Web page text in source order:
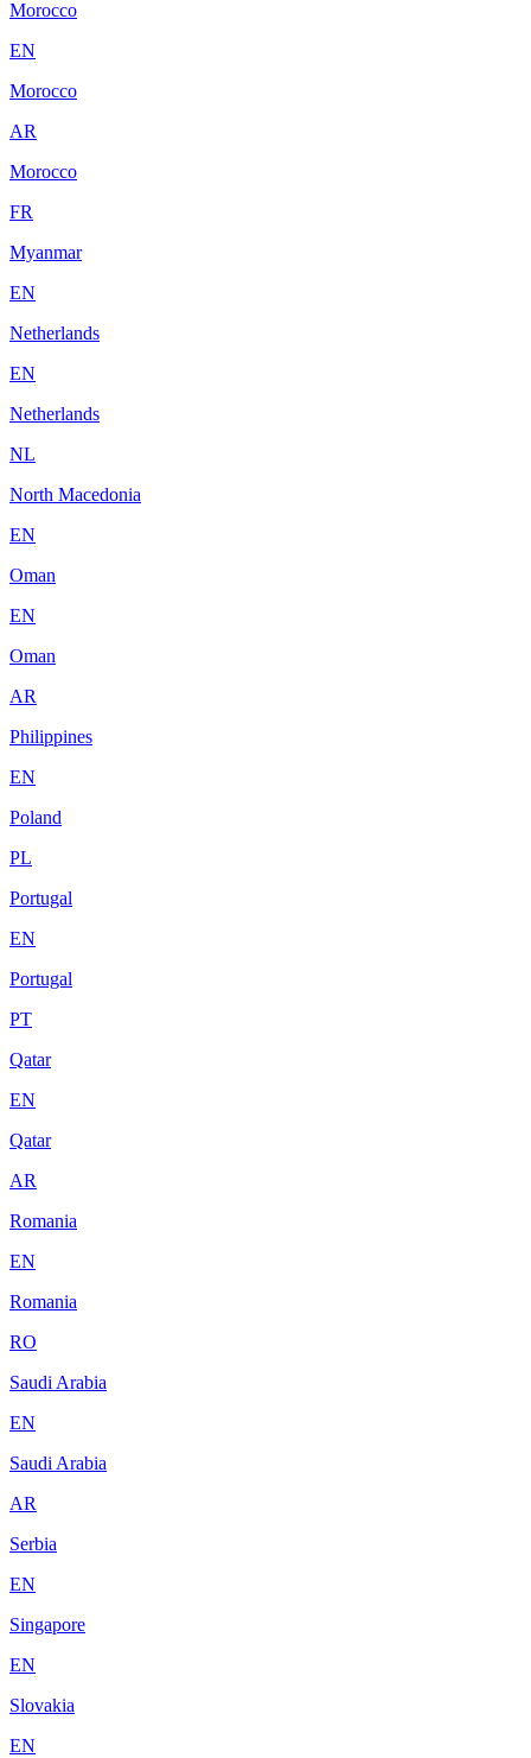
Morocco
EN
Morocco
AR
Morocco
FR
Myanmar
EN
Netherlands
EN
Netherlands
NL
North Macedonia
EN
Oman
EN
Oman
AR
Philippines
EN
Poland
PL
Portugal
EN
Portugal
PT
Qatar
EN
Qatar
AR
Romania
EN
Romania
RO
Saudi Arabia
EN
Saudi Arabia
AR
Serbia
EN
Singapore
EN
Slovakia
EN